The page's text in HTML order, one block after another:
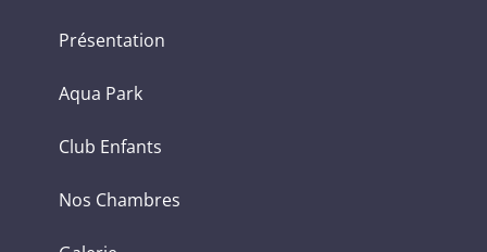
Présentation
Aqua Park
Club Enfants
Nos Chambres